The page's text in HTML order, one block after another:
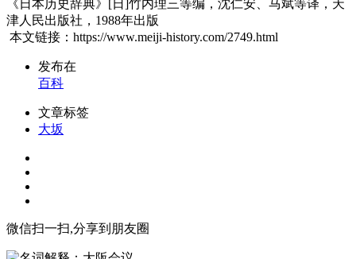
《日本历史辞典》[日]竹内理三等编，沈仁安、马斌等译，天
津人民出版社，1988年出版
本文链接：https://www.meiji-history.com/2749.html
发布在
百科
文章标签
大坂
微信扫一扫,分享到朋友圈